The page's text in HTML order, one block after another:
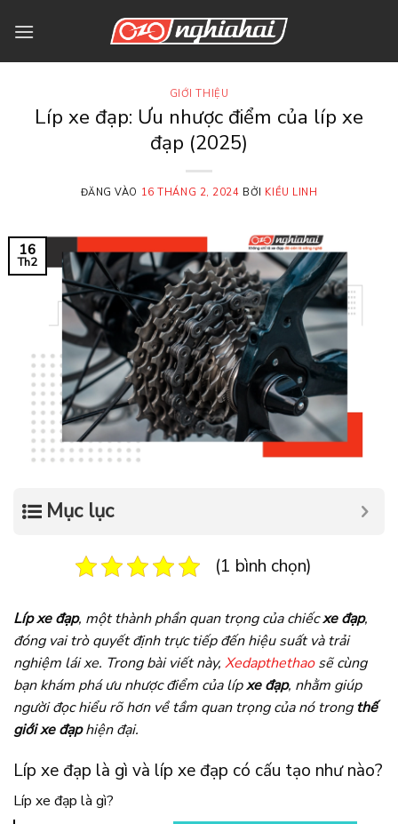
qua
GIỚI THIỆU
Líp xe đạp: Ưu nhược điểm của líp xe
đạp (2025)
ĐĂNG VÀO 16 THÁNG 2, 2024 BỞI KIỀU LINH
16
Th2
Mục lục
(1 bình chọn)
Líp xe đạp, một thành phần quan trọng của chiếcxe đạp,
đóng vai trò quyết định trực tiếp đến hiệu suất và trải
nghiệm lái xe. Trong bài viết này, Xedapthethaosẽ cùng
bạn khám phá ưu nhược điểm của lípxe đạp, nhằm giúp
người đọc hiểu rõ hơn về tầm quan trọng của nó trongthế
giới xe đạphiện đại.
Líp xe đạp là gì và líp xe đạp có cấu tạo như nào?
Líp xe đạp là gì?